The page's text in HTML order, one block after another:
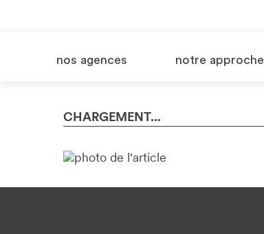
nos agences notre approche
CHARGEMENT...